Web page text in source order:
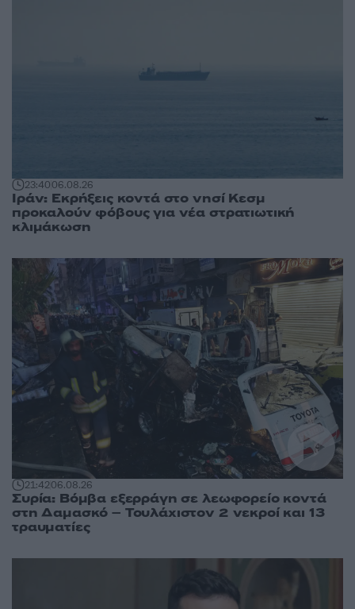
23:4006.08.26
Ιράν: Εκρήξεις κοντά στο νησί Κεσμ
προκαλούν φόβους για νέα στρατιωτική
κλιμάκωση
21:4206.08.26
Συρία: Βόμβα εξερράγη σε λεωφορείο κοντά
στη Δαμασκό – Τουλάχιστον 2 νεκροί και 13
τραυματίες